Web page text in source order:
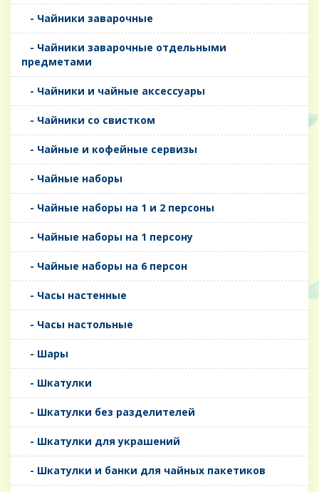
- Чайники заварочные
- Чайники заварочные отдельными
предметами
- Чайники и чайные аксессуары
- Чайники со свистком
- Чайные и кофейные сервизы
- Чайные наборы
- Чайные наборы на 1 и 2 персоны
- Чайные наборы на 1 персону
- Чайные наборы на 6 персон
- Часы настенные
- Часы настольные
- Шары
- Шкатулки
- Шкатулки без разделителей
- Шкатулки для украшений
- Шкатулки и банки для чайных пакетиков